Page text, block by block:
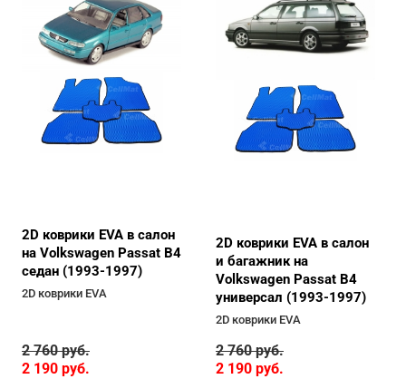
2D коврики EVA в салон
на Volkswagen Passat B4
седан (1993-1997)
2D коврики EVA
2 760руб.
2 190 руб.
2D коврики EVA в салон
и багажник на
Volkswagen Passat B4
универсал (1993-1997)
2D коврики EVA
2 760руб.
2 190 руб.